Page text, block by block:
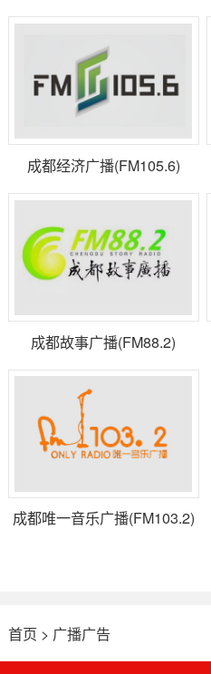
成都经济广播(FM105.6)
成都故事广播(FM88.2)
成都唯一音乐广播(FM103.2)
首页 > 广播广告